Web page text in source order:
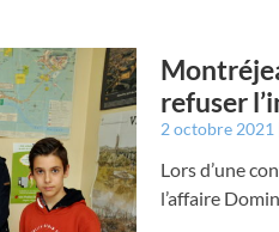
refuser
2 octobre 2021
Lors d’une
l’affaire